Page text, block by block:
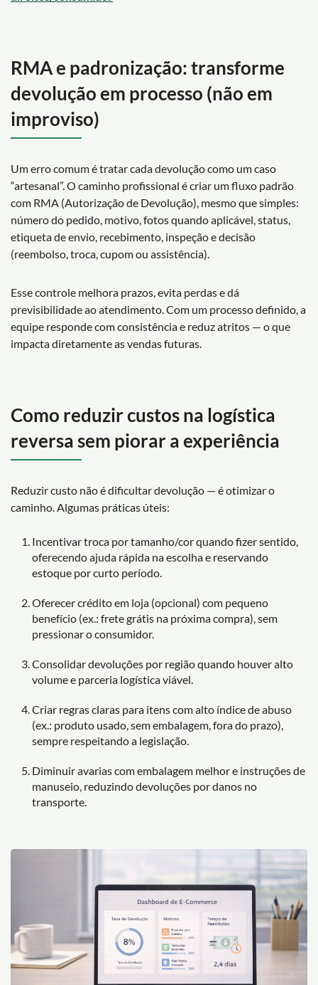
RMA e padronização: transforme
devolução em processo (não em
improviso)
Um erro comum é tratar cada devolução como um caso
“artesanal”. O caminho profissional é criar um fluxo padrão
com RMA (Autorização de Devolução), mesmo que simples:
número do pedido, motivo, fotos quando aplicável, status,
etiqueta de envio, recebimento, inspeção e decisão
(reembolso, troca, cupom ou assistência).
Esse controle melhora prazos, evita perdas e dá
previsibilidade ao atendimento. Com um processo definido, a
equipe responde com consistência e reduz atritos — o que
impacta diretamente as vendas futuras.
Como reduzir custos na logística
reversa sem piorar a experiência
Reduzir custo não é dificultar devolução — é otimizar o
caminho. Algumas práticas úteis:
Incentivar troca por tamanho/cor quando fizer sentido,
oferecendo ajuda rápida na escolha e reservando
estoque por curto período.
Oferecer crédito em loja (opcional) com pequeno
benefício (ex.: frete grátis na próxima compra), sem
pressionar o consumidor.
Consolidar devoluções por região quando houver alto
volume e parceria logística viável.
Criar regras claras para itens com alto índice de abuso
(ex.: produto usado, sem embalagem, fora do prazo),
sempre respeitando a legislação.
Diminuir avarias com embalagem melhor e instruções de
manuseio, reduzindo devoluções por danos no
transporte.